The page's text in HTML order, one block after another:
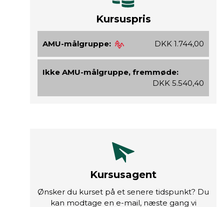
Kursuspris
AMU-målgruppe: DKK 1.744,00
Ikke AMU-målgruppe, fremmøde:
DKK 5.540,40
Kursusagent
Ønsker du kurset på et senere tidspunkt? Du
kan modtage en e-mail, næste gang vi